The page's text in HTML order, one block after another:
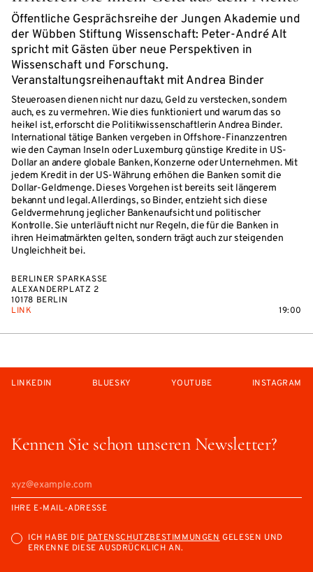
Öffentliche Gesprächsreihe der Jungen Akademie und
der Wübben Stiftung Wissenschaft: Peter-André Alt
spricht mit Gästen über neue Perspektiven in
Wissenschaft und Forschung.
Veranstaltungsreihenauftakt mit Andrea Binder
Steueroasen dienen nicht nur dazu, Geld zu verstecken, sondern
auch, es zu vermehren. Wie dies funktioniert und warum das so
heikel ist, erforscht die Politikwissenschaftlerin Andrea Binder.
International tätige Banken vergeben in Offshore-Finanzzentren
wie den Cayman Inseln oder Luxemburg günstige Kredite in US-
Dollar an andere globale Banken, Konzerne oder Unternehmen. Mit
jedem Kredit in der US-Währung erhöhen die Banken somit die
Dollar-Geldmenge. Dieses Vorgehen ist bereits seit längerem
bekannt und legal. Allerdings, so Binder, entzieht sich diese
Geldvermehrung jeglicher Bankenaufsicht und politischer
Kontrolle. Sie unterläuft nicht nur Regeln, die für die Banken in
ihren Heimatmärkten gelten, sondern trägt auch zur steigenden
Ungleichheit bei.
BERLINER SPARKASSE
ALEXANDERPLATZ 2
10178 BERLIN
LINK
19:00
Kennen Sie schon unseren Newsletter?
IHRE E-MAIL-ADRESSE
ICH HABE DIEDATENSCHUTZBESTIMMUNGENGELESEN UND
ERKENNE DIESE AUSDRÜCKLICH AN.
LINKEDIN BLUESKY YOUTUBE INSTAGRAM